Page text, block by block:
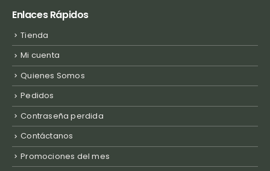
Enlaces Rápidos
Tienda
Mi cuenta
Quienes Somos
Pedidos
Contraseña perdida
Contáctanos
Promociones del mes